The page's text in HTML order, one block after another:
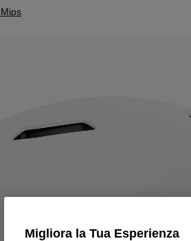
Migliora la Tua Esperienza